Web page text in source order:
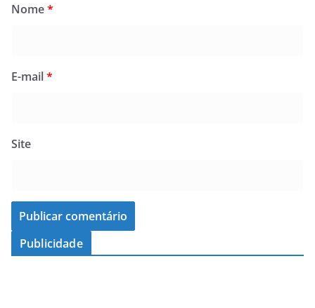
Nome*
E-mail*
Site
Publicidade